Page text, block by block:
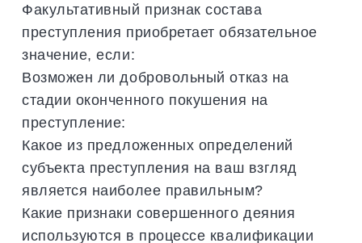
Факультативный признак состава
преступления приобретает обязательное
значение, если:
Возможен ли добровольный отказ на
стадии оконченного покушения на
преступление:
Какое из предложенных определений
субъекта преступления на ваш взгляд
является наиболее правильным?
Какие признаки совершенного деяния
используются в процессе квалификации